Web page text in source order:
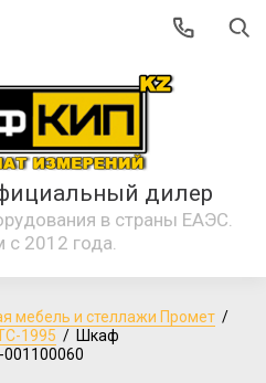
дилер
в страны ЕАЭС.
с 2012 года.
мебель и стеллажи Промет
1995
  /  Шкаф